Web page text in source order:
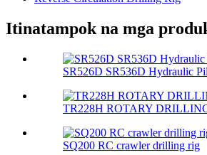
Itinatampok na mga
SR526D SR536D Hydraulic
TR228H ROTARY
SQ200 RC crawler drilling rig